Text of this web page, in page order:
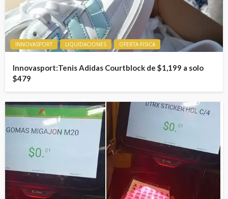
INNOVASPORT LIQUIDACIONES OFERTA FISICA
Innovasport:Tenis Adidas Courtblock de $1,199 a solo
$479